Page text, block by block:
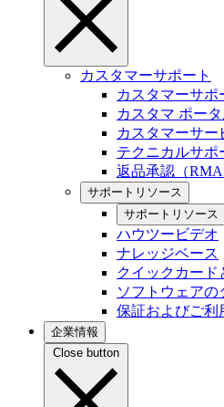
カスタマーサポート
カスタマーサポ
カスタマ ポー
カスタマーサー
テクニカルサポ
返品承認（RMA
サポートリソース
サポートリソース
ハウツービデオ
ナレッジベース
クイックカード
ソフトウェアの
保証およびご利
企業情報
Close button